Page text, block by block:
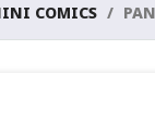
COMICS